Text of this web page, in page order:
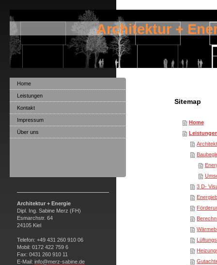
Architektur +
Sitemap
Home
3 D-
Home
Leistungen
Kontakt
Impressum
Über uns
Architektur + Energie
Dipl. Ing. Sabine Merz (FH)
Esmarchstr. 64
24105 Kiel
Telefon: +49 431 260 910 06
Mobil: 0172 422 759 6
Fax: 0431 260 910 11
E-Mail: info@merz-sabine.de